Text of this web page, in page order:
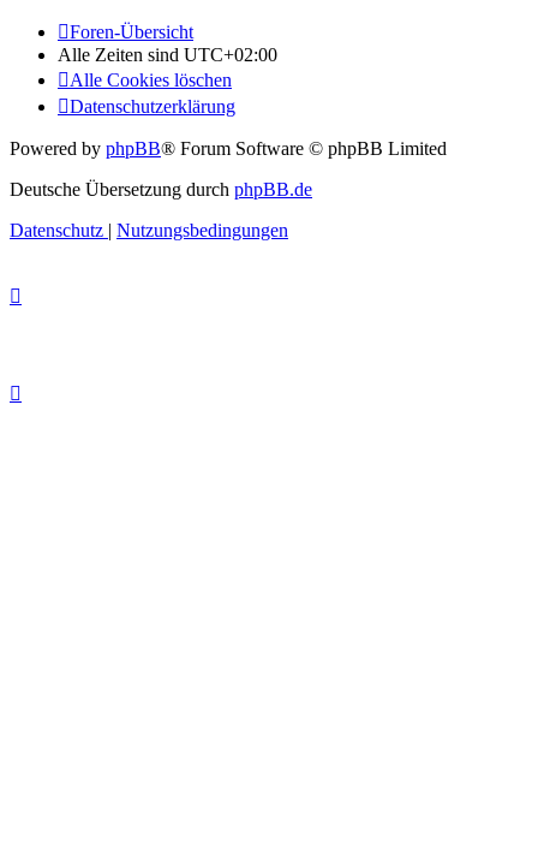
Foren-Übersicht
Alle Zeiten sind UTC+02:00
Alle Cookies löschen
Datenschutzerklärung
Powered by phpBB® Forum Software © phpBB Limited
Deutsche Übersetzung durch phpBB.de
Datenschutz | Nutzungsbedingungen